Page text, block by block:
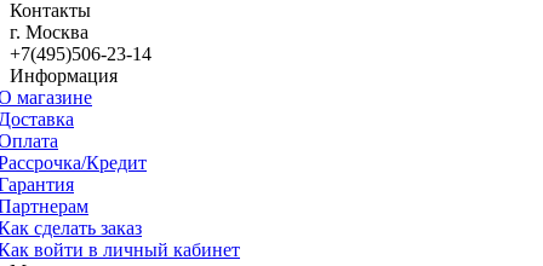
Контакты
г. Москва
+7(495)506-23-14
Информация
магазине
Кредит
сделать заказ
войти в личный кабинет